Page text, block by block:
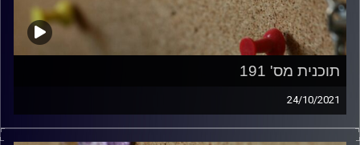
תוכנית מס' 191
24/10/2021
קלאסיקות רוק עם אורן הוף.